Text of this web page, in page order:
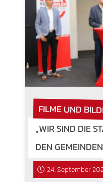
FILME UND
„WIR SIND DIE
DEN
24. September